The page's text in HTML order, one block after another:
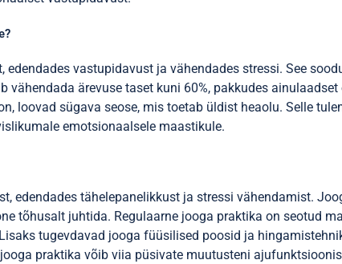
vastupidavust ja vähendades stressi. See
vähendada ärevuse taset kuni 60%, pakkudes
loovad sügava seose, mis toetab üldist heaolu. Selle
emotsionaalsele maastikule.
edendades tähelepanelikkust ja stressi vähendamist.
tõhusalt juhtida. Regulaarne jooga praktika on seotud
tugevdavad jooga füüsilised poosid ja
praktika võib viia püsivate muutusteni